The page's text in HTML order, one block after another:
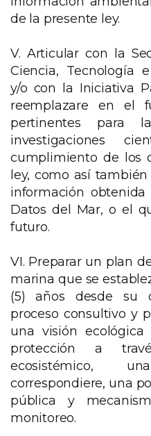
de la presente ley.
V. Articular con la
Ciencia, Tecnología
y/o con la Iniciativa
reemplazare en el
pertinentes para
investigaciones
cumplimiento de los
ley, como así
información
Datos del Mar, o el
futuro.
VI. Preparar un plan
marina que se
(5) años desde su
proceso consultivo y
una visión
protección a
ecosistémico,
correspondiere, una
pública y
monitoreo.